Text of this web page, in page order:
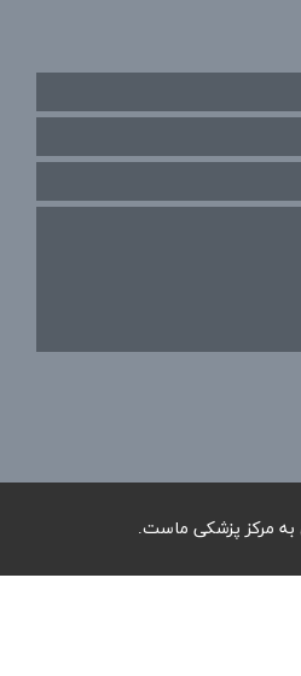
مرکز پزشکی ماست.